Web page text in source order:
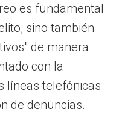
es fundamental
sino también
de manera
con la
líneas telefónicas
de denuncias.